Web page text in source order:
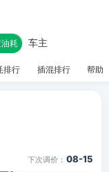
耗 车主
排行 插混排行 帮助
下次调价： 08-15